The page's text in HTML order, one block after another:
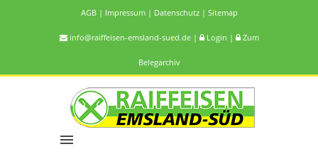
AGB| Impressum| Datenschutz| Sitemap
info@raiffeisen-emsland-sued.de| Login | Zum
Belegarchiv